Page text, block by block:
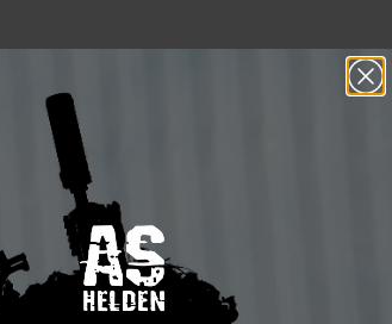
10,00